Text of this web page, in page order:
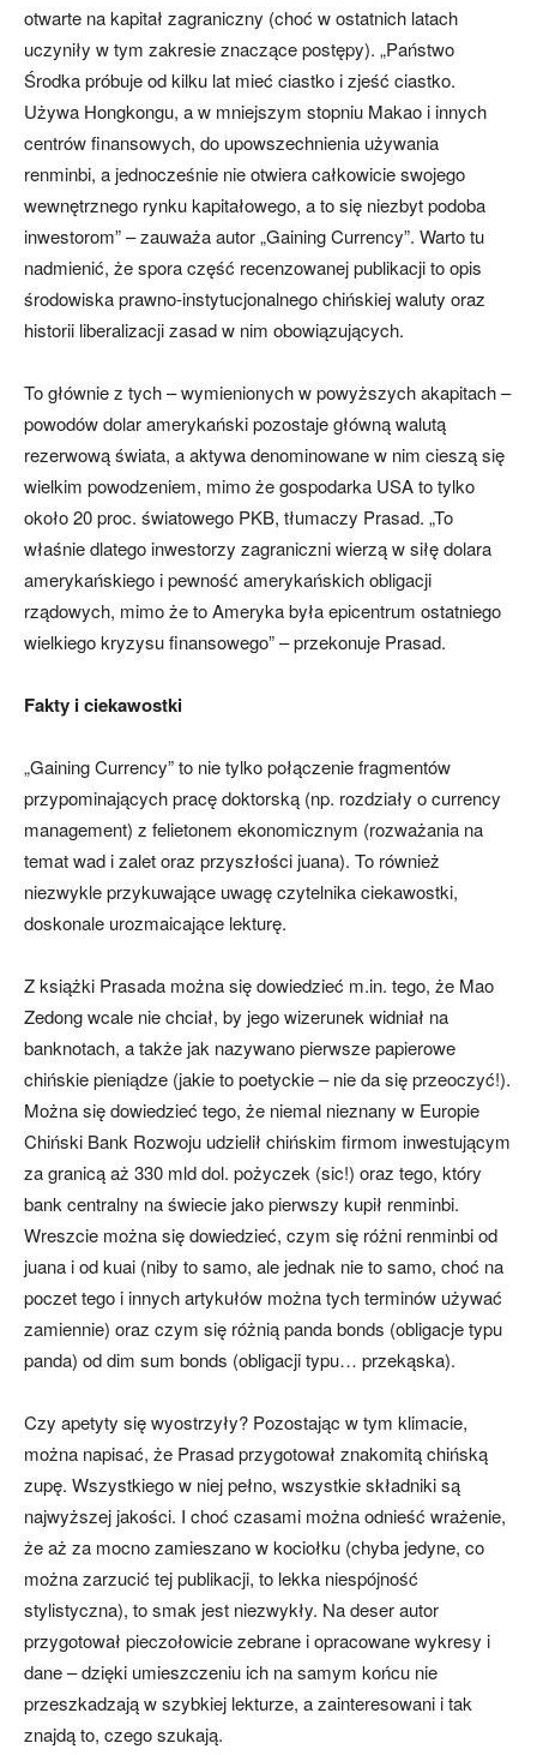
otwarte na kapitał zagraniczny (choć w ostatnich latach
uczyniły w tym zakresie znaczące postępy). „Państwo
Środka próbuje od kilku lat mieć ciastko i zjeść ciastko.
Używa Hongkongu, a w mniejszym stopniu Makao i innych
centrów finansowych, do upowszechnienia używania
renminbi, a jednocześnie nie otwiera całkowicie swojego
wewnętrznego rynku kapitałowego, a to się niezbyt podoba
inwestorom” – zauważa autor „Gaining Currency”. Warto tu
nadmienić, że spora część recenzowanej publikacji to opis
środowiska prawno-instytucjonalnego chińskiej waluty oraz
historii liberalizacji zasad w nim obowiązujących.
To głównie z tych – wymienionych w powyższych akapitach –
powodów dolar amerykański pozostaje główną walutą
rezerwową świata, a aktywa denominowane w nim cieszą się
wielkim powodzeniem, mimo że gospodarka USA to tylko
około 20 proc. światowego PKB, tłumaczy Prasad. „To
właśnie dlatego inwestorzy zagraniczni wierzą w siłę dolara
amerykańskiego i pewność amerykańskich obligacji
rządowych, mimo że to Ameryka była epicentrum ostatniego
wielkiego kryzysu finansowego” – przekonuje Prasad.
Fakty i ciekawostki
„Gaining Currency” to nie tylko połączenie fragmentów
przypominających pracę doktorską (np. rozdziały o currency
management) z felietonem ekonomicznym (rozważania na
temat wad i zalet oraz przyszłości juana). To również
niezwykle przykuwające uwagę czytelnika ciekawostki,
doskonale urozmaicające lekturę.
Z książki Prasada można się dowiedzieć m.in. tego, że Mao
Zedong wcale nie chciał, by jego wizerunek widniał na
banknotach, a także jak nazywano pierwsze papierowe
chińskie pieniądze (jakie to poetyckie – nie da się przeoczyć!).
Można się dowiedzieć tego, że niemal nieznany w Europie
Chiński Bank Rozwoju udzielił chińskim firmom inwestującym
za granicą aż 330 mld dol. pożyczek (sic!) oraz tego, który
bank centralny na świecie jako pierwszy kupił renminbi.
Wreszcie można się dowiedzieć, czym się różni renminbi od
juana i od kuai (niby to samo, ale jednak nie to samo, choć na
poczet tego i innych artykułów można tych terminów używać
zamiennie) oraz czym się różnią panda bonds (obligacje typu
panda) od dim sum bonds (obligacji typu… przekąska).
Czy apetyty się wyostrzyły? Pozostając w tym klimacie,
można napisać, że Prasad przygotował znakomitą chińską
zupę. Wszystkiego w niej pełno, wszystkie składniki są
najwyższej jakości. I choć czasami można odnieść wrażenie,
że aż za mocno zamieszano w kociołku (chyba jedyne, co
można zarzucić tej publikacji, to lekka niespójność
stylistyczna), to smak jest niezwykły. Na deser autor
przygotował pieczołowicie zebrane i opracowane wykresy i
dane – dzięki umieszczeniu ich na samym końcu nie
przeszkadzają w szybkiej lekturze, a zainteresowani i tak
znajdą to, czego szukają.